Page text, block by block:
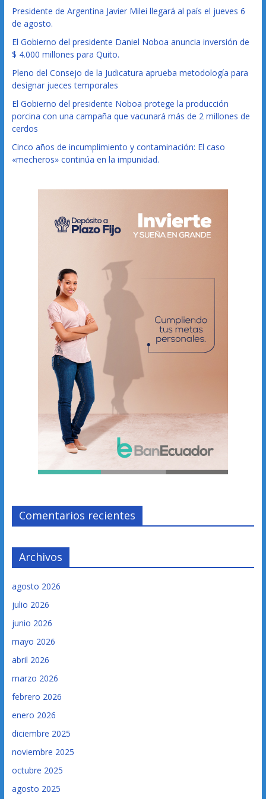
Presidente de Argentina Javier Milei llegará al país el jueves 6
de agosto.
El Gobierno del presidente Daniel Noboa anuncia inversión de
$ 4.000 millones para Quito.
Pleno del Consejo de la Judicatura aprueba metodología para
designar jueces temporales
El Gobierno del presidente Noboa protege la producción
porcina con una campaña que vacunará más de 2 millones de
cerdos
Cinco años de incumplimiento y contaminación: El caso
«mecheros» continúa en la impunidad.
Comentarios recientes
Archivos
agosto 2026
julio 2026
junio 2026
mayo 2026
abril 2026
marzo 2026
febrero 2026
enero 2026
diciembre 2025
noviembre 2025
octubre 2025
agosto 2025